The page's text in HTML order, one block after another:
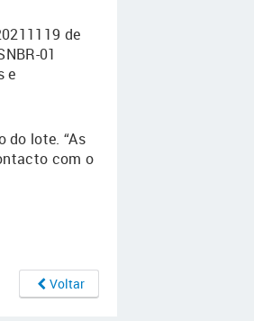
de
01
e
do lote. “As
com o
Voltar